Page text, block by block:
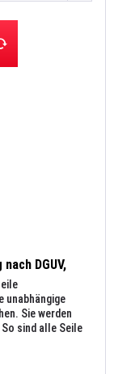
DGUV,
unabhängige
Sie werden
sind alle Seile